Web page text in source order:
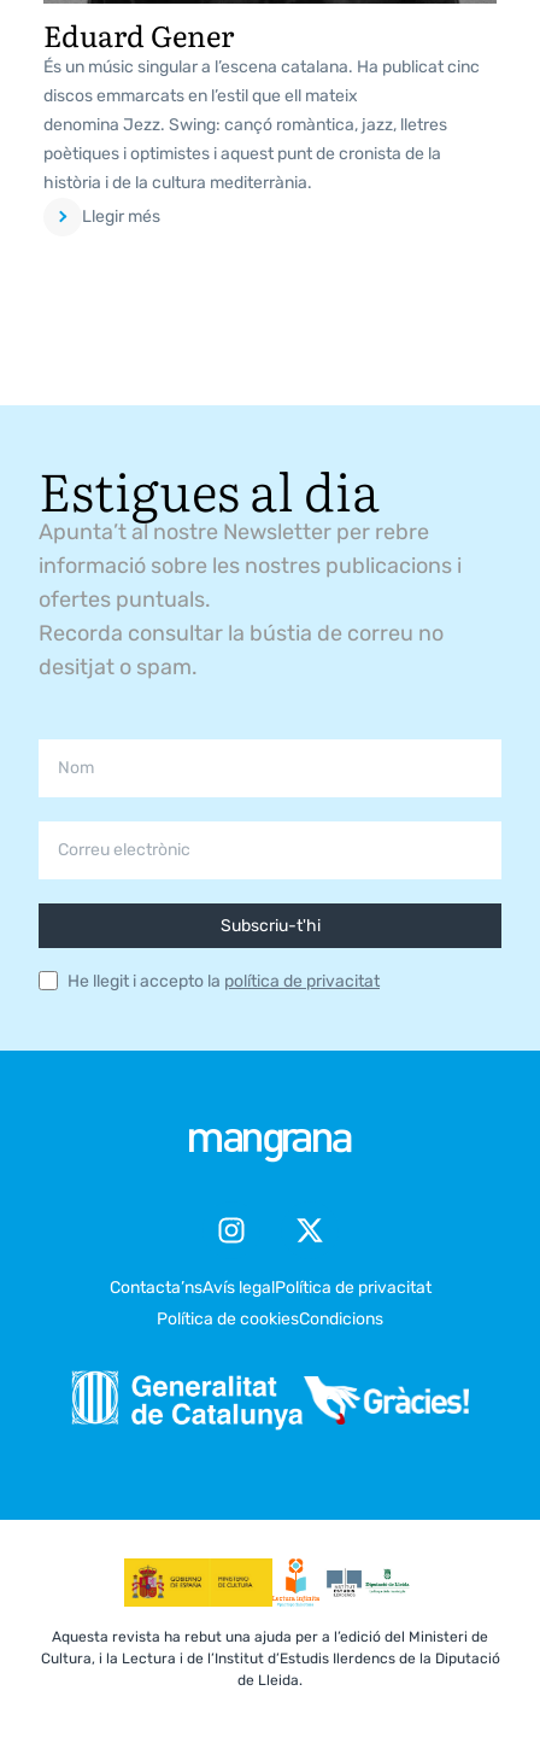
Eduard Gener
És un músic singular a l’escena catalana. Ha publicat cinc
discos emmarcats en l’estil que ell mateix
denomina Jezz. Swing: cançó romàntica, jazz, lletres
poètiques i optimistes i aquest punt de cronista de la
història i de la cultura mediterrània.
Llegir més
Estigues al dia
Apunta’t al nostre Newsletter per rebre
informació sobre les nostres publicacions i
ofertes puntuals.
Recorda consultar la bústia de correu no
desitjat o spam.
Subscriu-t'hi
He llegit i accepto la política de privacitat
Contacta’nsAvís legalPolítica de privacitat
Política de cookiesCondicions
Aquesta revista ha rebut una ajuda per a l’edició del Ministeri de
Cultura, i la Lectura i de l’Institut d’Estudis Ilerdencs de la Diputació
de Lleida.